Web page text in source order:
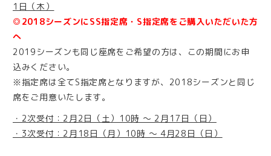
1日（木）
◎2018シーズンにSS指定席・S指定席をご購入いただいた方
へ
2019シーズンも同じ座席をご希望の方は、この期間にお申
込みください。
※指定席は全てS指定席となりますが、2018シーズンと同じ
席をご用意いたします。
・2次受付：2月2日（土）10時 ～ 2月17日（日）
・3次受付：2月18日（月）10時 ～ 4月28日（日）